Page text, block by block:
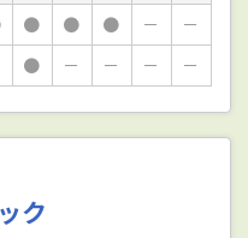
● ● ● －
－
● － － － －
ク